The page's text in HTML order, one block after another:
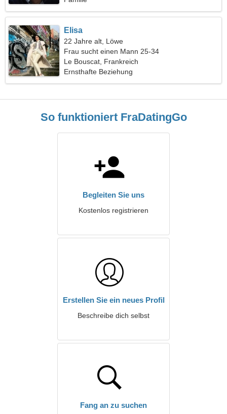
Elisa
22 Jahre alt, Löwe
Frau sucht einen Mann 25-34
Le Bouscat, Frankreich
Ernsthafte Beziehung
So funktioniert FraDatingGo
Begleiten Sie uns
Kostenlos registrieren
Erstellen Sie ein neues Profil
Beschreibe dich selbst
Fang an zu suchen